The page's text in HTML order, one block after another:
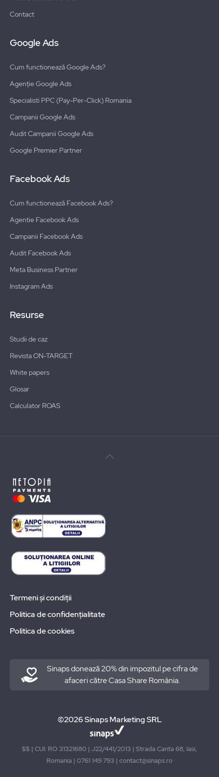
Contact
Google Ads
Cum functionează Google Ads?
Agenție Google Ads
Specialisti PPC (Pay-Per-Click) Romania
Campanii Google Ads
Audit Campanii Google Ads
Google Premier Partner
Facebook Ads
Cum functionează Facebook Ads?
Agentie Facebook Ads
Campanii Facebook Ads
Audit Facebook Ads
Meta Business Partner
Instagram Ads
Resurse
Studii de caz
Revista ON-TARGET
White papers
Glosar
Calculator ROAS
Termeni și condiții
Politica de confidențialitate
Politica de cookies
Sinaps donează 20% din impozitul pe cifra de
afaceri către Casa Share România.
©2026 Sinaps Marketing SRL
$$ | CUI: RO 31321680 | J22/441/2013 | Strada Canta 68, Iasi,
Romania | 0761 149 793 | contact@sinaps.ro